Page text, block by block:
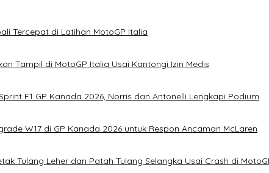
Tercepat di Latihan MotoGP Italia
Tampil di MotoGP Italia Usai Kantongi Izin Medis
F1 GP Kanada 2026, Norris dan Antonelli Lengkapi Podium
W17 di GP Kanada 2026 untuk Respon Ancaman McLaren
Tulang Leher dan Patah Tulang Selangka Usai Crash di